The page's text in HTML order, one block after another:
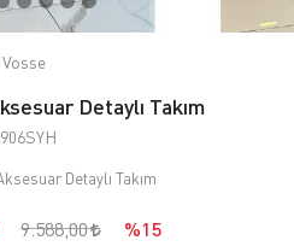
Vosse
Detaylı Takım
Detaylı Takım
9.588,00 %15